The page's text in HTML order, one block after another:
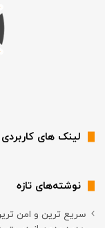
لینک های کاربردی
نوشته‌های تازه
سریع ترین و امن